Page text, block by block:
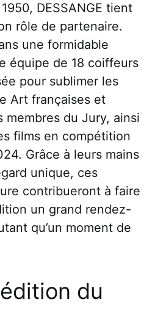
DESSANGE tient
rôle de partenaire.
une formidable
équipe de 18 coiffeurs
pour sublimer les
Art françaises et
membres du Jury, ainsi
films en compétition
Grâce à leurs mains
unique, ces
contribueront à faire
un grand rendez-
qu’un moment de
du